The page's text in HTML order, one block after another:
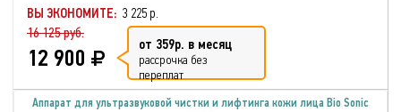
ВЫ ЭКОНОМИТЕ: 3 225 р.
16 125 руб.
12 900 от 359р. в месяц
рассрочка без
переплат
Аппарат для ультразвуковой чистки и лифтинга кожи лица Bio Sonic